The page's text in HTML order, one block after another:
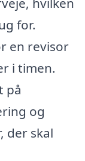
for.
en revisor
i timen.
på
og
der skal